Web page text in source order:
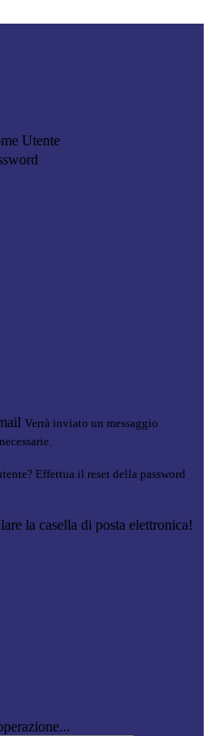
Utente
Verrà inviato un messaggio
Effettua il reset della password
la casella di posta elettronica!